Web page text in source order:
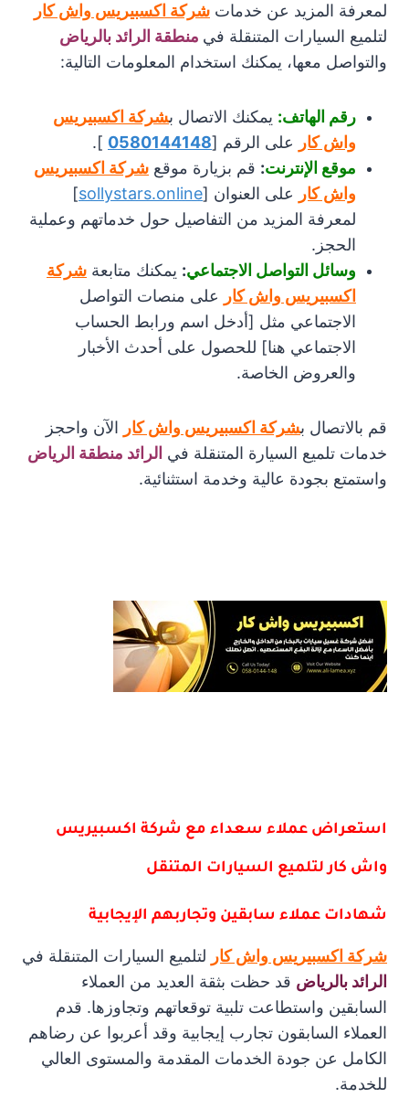
لمعرفة المزيد عن خدمات شركة اكسبيريس واش كار
لتلميع السيارات المتنقلة في منطقة الرائد بالرياض
والتواصل معها، يمكنك استخدام المعلومات التالية:
رقم الهاتف: يمكنك الاتصال بشركة اكسبيريس
واش كار على الرقم [0580144148
].
موقع الإنترنت: قم بزيارة موقع شركة اكسبيريس
واش كار على العنوان [sollystars.online
]
لمعرفة المزيد من التفاصيل حول خدماتهم وعملية
الحجز.
وسائل التواصل الاجتماعي: يمكنك متابعة شركة
اكسبيريس واش كار على منصات التواصل
الاجتماعي مثل [أدخل اسم ورابط الحساب
الاجتماعي هنا] للحصول على أحدث الأخبار
والعروض الخاصة.
قم بالاتصال بشركة اكسبيريس واش كار الآن واحجز
خدمات تلميع السيارة المتنقلة في الرائد منطقة الرياض
واستمتع بجودة عالية وخدمة استثنائية.
استعراض عملاء سعداء مع شركة اكسبيريس
واش كار لتلميع السيارات المتنقل
شهادات عملاء سابقين وتجاربهم الإيجابية
شركة اكسبيريس واش كار لتلميع السيارات المتنقلة في
الرائد بالرياض قد حظت بثقة العديد من العملاء
السابقين واستطاعت تلبية توقعاتهم وتجاوزها. قدم
العملاء السابقون تجارب إيجابية وقد أعربوا عن رضاهم
الكامل عن جودة الخدمات المقدمة والمستوى العالي
للخدمة.